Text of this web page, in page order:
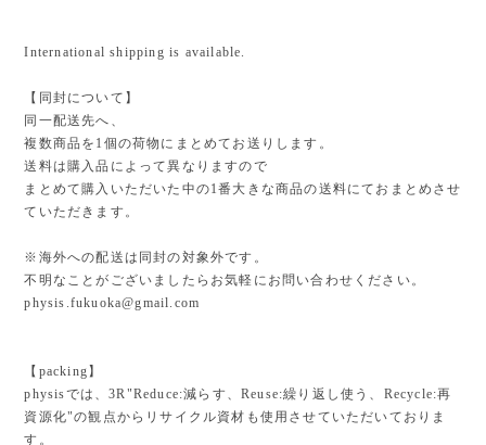
International shipping is available.
【同封について】
同一配送先へ、
複数商品を1個の荷物にまとめてお送りします。
送料は購入品によって異なりますので
まとめて購入いただいた中の1番大きな商品の送料にておまとめさせ
ていただきます。
※海外への配送は同封の対象外です。
不明なことがございましたらお気軽にお問い合わせください。
physis.fukuoka@gmail.com
【packing】
physisでは、3R"Reduce:減らす、Reuse:繰り返し使う、Recycle:再
資源化"の観点からリサイクル資材も使用させていただいておりま
す。